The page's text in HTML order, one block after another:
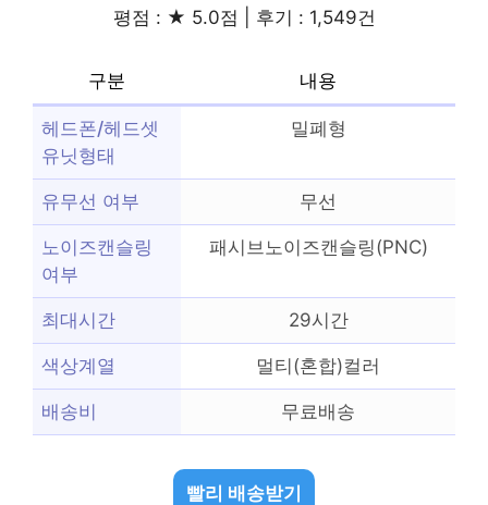
평점 : ★ 5.0점 | 후기 : 1,549건
구분 내용
헤드폰/헤드셋
유닛형태
밀폐형
유무선 여부 무선
노이즈캔슬링
여부
패시브노이즈캔슬링(PNC)
최대시간 29시간
색상계열 멀티(혼합)컬러
배송비 무료배송
빨리 배송받기